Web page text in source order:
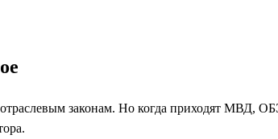
законам. Но когда приходят МВД,